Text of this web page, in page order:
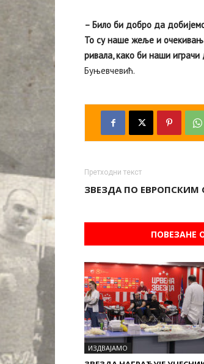
– Било би добро да
То су наше жеље и
ривала, како би наши
Буњевчевић.
Претходни текст
ЗВЕЗДА ПО
ПОВЕЗАНЕ
ИЗДВАЈАМО